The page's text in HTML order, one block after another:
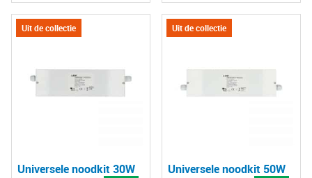
Uit de collectie
Universele noodkit 30W
Uit de collectie
Universele noodkit 50W